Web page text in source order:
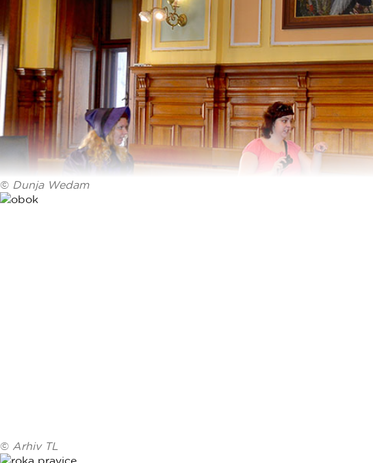
© Dunja Wedam
© Arhiv TL